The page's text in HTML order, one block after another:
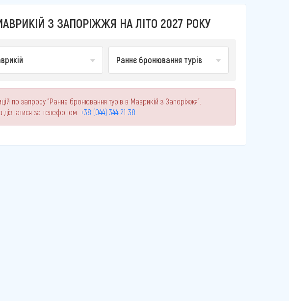
З ЗАПОРІЖЖЯ НА ЛІТО 2027 РОКУ
Раннє бронювання турів
по запросу "Раннє бронювання турів в Маврикій з Запоріжжя".
за телефоном: +38 (044) 344-21-38